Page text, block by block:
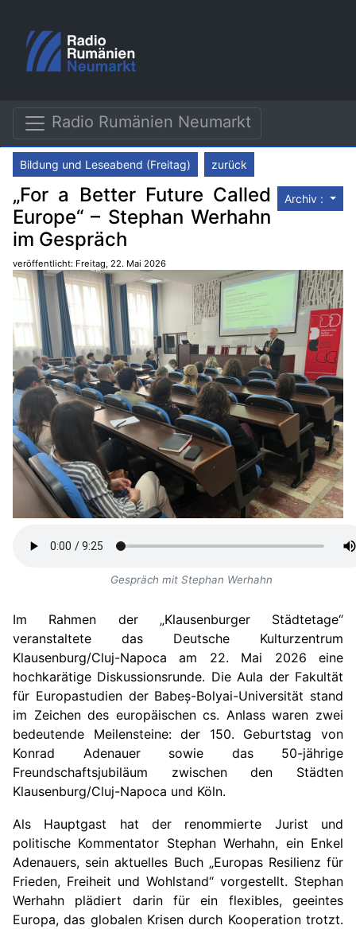
Radio Rumänien Neumarkt
Bildung und Leseabend (Freitag) zurück
Archiv :
„For a Better Future Called
Europe“ – Stephan Werhahn
im Gespräch
veröffentlicht: Freitag, 22. Mai 2026
Gespräch mit Stephan Werhahn
Im Rahmen der „Klausenburger Städtetage“
veranstaltete das Deutsche Kulturzentrum
Klausenburg/Cluj-Napoca am 22. Mai 2026 eine
hochkarätige Diskussionsrunde. Die Aula der Fakultät
für Europastudien der Babeș-Bolyai-Universität stand
im Zeichen des europäischencs. Anlasswaren zwei
bedeutende Meilensteine: der 150. Geburtstag von
Konrad Adenauer sowie das 50-jährige
Freundschaftsjubiläum zwischen den Städten
Klausenburg/Cluj-Napoca und Köln.
Als Hauptgast hat der renommierte Jurist und
politische Kommentator Stephan Werhahn, ein Enkel
Adenauers, sein aktuelles Buch „Europas Resilienz für
Frieden, Freiheit und Wohlstand“ vorgestellt. Stephan
Werhahn plädiert darin für ein flexibles, geeintes
Europa, das globalen Krisen durch Kooperation trotzt.